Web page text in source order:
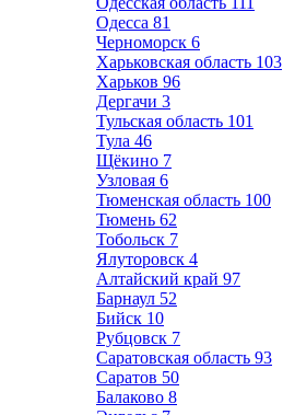
Одесса 81
Черноморск 6
Харьковская область 103
Харьков 96
Дергачи 3
Тульская область 101
Тула 46
Щёкино 7
Узловая 6
Тюменская область 100
Тюмень 62
Тобольск 7
Ялуторовск 4
Алтайский край 97
Барнаул 52
Бийск 10
Рубцовск 7
Саратовская область 93
Саратов 50
Балаково 8